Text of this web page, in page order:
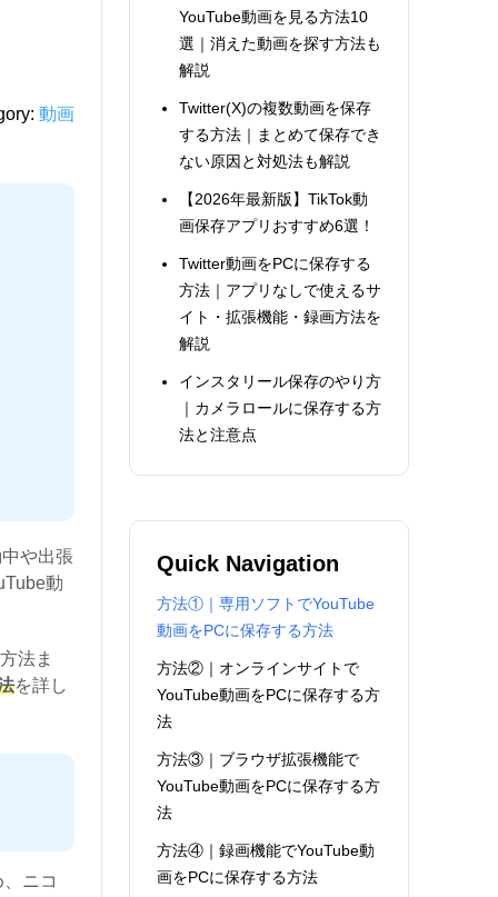
動画
や出張
動
法ま
を詳し
ニコ
YouTube動画を見る方法10
選｜消えた動画を探す方法も
解説
Twitter(X)の複数動画を保存
する方法｜まとめて保存でき
ない原因と対処法も解説
【2026年最新版】TikTok動
画保存アプリおすすめ6選！
Twitter動画をPCに保存する
方法｜アプリなしで使えるサ
イト・拡張機能・録画方法を
解説
インスタリール保存のやり方
｜カメラロールに保存する方
法と注意点
Quick Navigation
方法①｜専用ソフトでYouTube
動画をPCに保存する方法
方法②｜オンラインサイトで
YouTube動画をPCに保存する方
法
方法③｜ブラウザ拡張機能で
YouTube動画をPCに保存する方
法
方法④｜録画機能でYouTube動
画をPCに保存する方法